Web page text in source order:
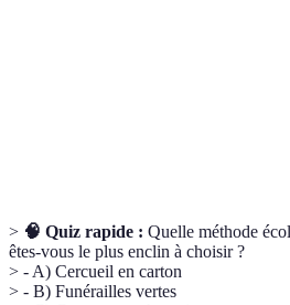
> 🧠 Quiz rapide : Quelle méthode
êtes-vous le plus enclin à choisir ?
> - A) Cercueil en carton
> - B) Funérailles vertes